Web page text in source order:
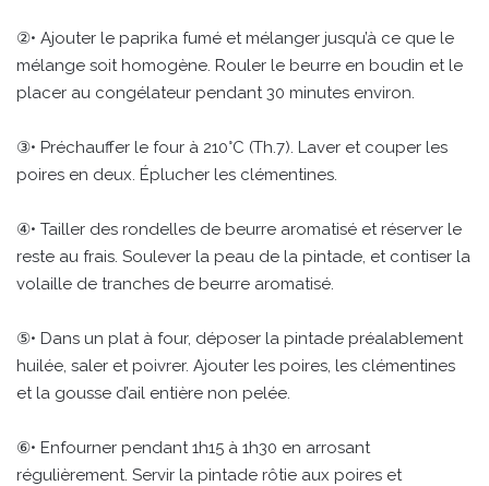
②• Ajouter le paprika fumé et mélanger jusqu’à ce que le
mélange soit homogène. Rouler le beurre en boudin et le
placer au congélateur pendant 30 minutes environ.
③• Préchauffer le four à 210°C (Th.7). Laver et couper les
poires en deux. Éplucher les clémentines.
④• Tailler des rondelles de beurre aromatisé et réserver le
reste au frais. Soulever la peau de la pintade, et contiser la
volaille de tranches de beurre aromatisé.
⑤• Dans un plat à four, déposer la pintade préalablement
huilée, saler et poivrer. Ajouter les poires, les clémentines
et la gousse d’ail entière non pelée.
⑥• Enfourner pendant 1h15 à 1h30 en arrosant
régulièrement. Servir la pintade rôtie aux poires et